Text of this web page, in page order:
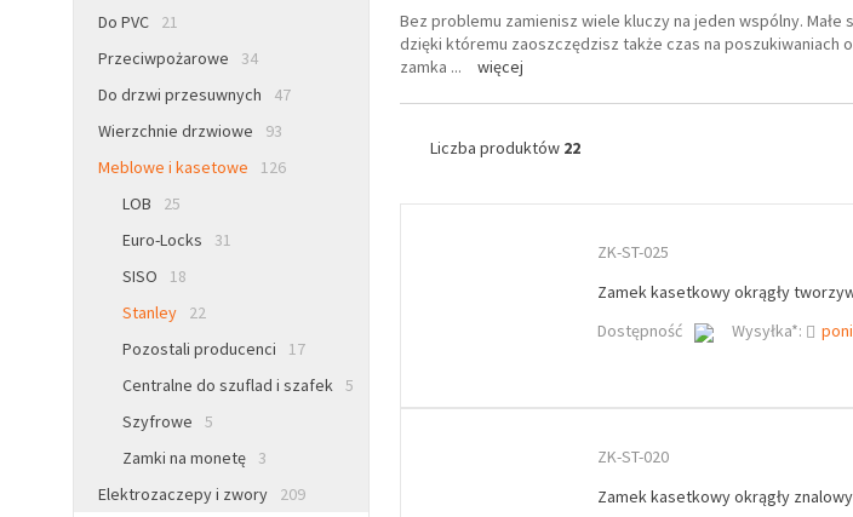
Do PVC
21
Przeciwpożarowe
34
Do drzwi przesuwnych
47
Wierzchnie drzwiowe
93
Meblowe i kasetowe
126
LOB
25
Euro-Locks
31
SISO
18
Stanley
22
Pozostali producenci
17
Centralne do szuflad i szafek 5
Szyfrowe
5
Zamki na monetę
3
Elektrozaczepy i zwory
209
Bez problemu zamienisz wiele kluczy na jeden wspólny.
dzięki któremu zaoszczędzisz także czas na
zamka ... więcej
Liczba produktów 22
ZK-ST-025
Zamek kasetkowy okrągły
Dostępność
Wysyłka*:
ZK-ST-020
Zamek kasetkowy okrągły